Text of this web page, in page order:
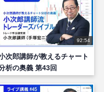
92:54
次郎講師が教えるチャート
析の奥義 第43回